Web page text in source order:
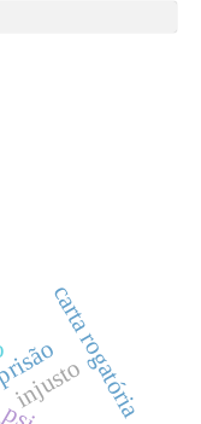
injustocarta rogatória